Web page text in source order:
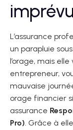
L’assurance
un parapluie
l’orage, mais
entrepreneur,
mauvaise
orage financier
assurance
Pro). Grâce à